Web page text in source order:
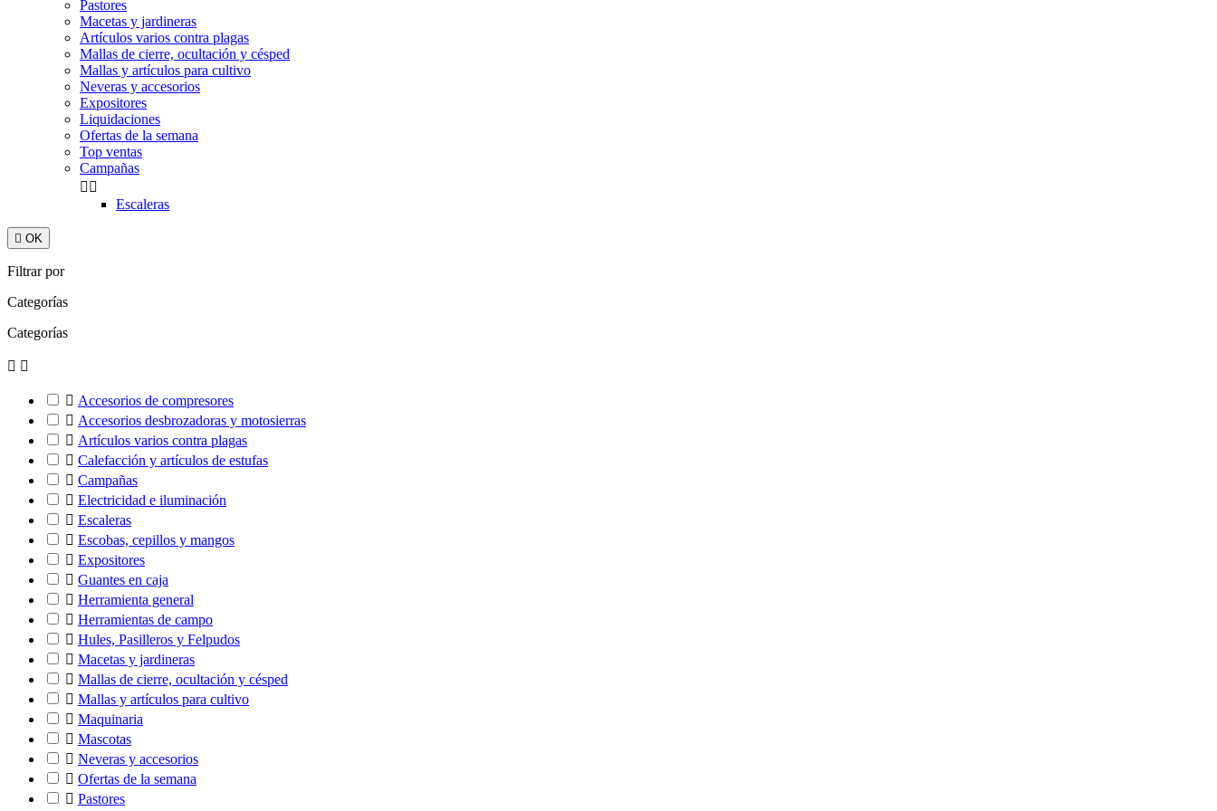
Pastores
Macetas y jardineras
Artículos varios contra plagas
Mallas de cierre, ocultación y césped
Mallas y artículos para cultivo
Neveras y accesorios
Expositores
Liquidaciones
Ofertas de la semana
Top ventas
Campañas
 
Escaleras
 OK
Filtrar por
Categorías
Categorías
 
 Accesorios de compresores
 Accesorios desbrozadoras y motosierras
 Artículos varios contra plagas
 Calefacción y artículos de estufas
 Campañas
 Electricidad e iluminación
 Escaleras
 Escobas, cepillos y mangos
 Expositores
 Guantes en caja
 Herramienta general
 Herramientas de campo
 Hules, Pasilleros y Felpudos
 Macetas y jardineras
 Mallas de cierre, ocultación y césped
 Mallas y artículos para cultivo
 Maquinaria
 Mascotas
 Neveras y accesorios
 Ofertas de la semana
 Pastores